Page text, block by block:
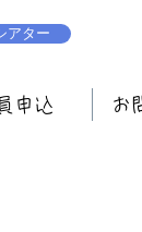
アター
申込 お